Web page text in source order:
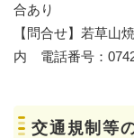
合あり
【問合せ】若草山
内 電話番号：0742
交通規制等